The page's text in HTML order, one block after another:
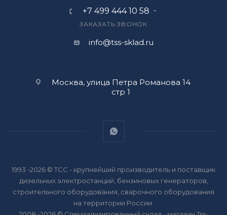
+7 499 444 10 58
ЗАКАЗАТЬ ЗВОНОК
info@tss-sklad.ru
Москва, улица Петра Романова 14
стр 1
1993 -2026 © ТСС - крупнейший производитель и поставщик
дизельных электростанций, бензиновых генераторов,
строительного оборудования, сварочного оборудования
на территории России.